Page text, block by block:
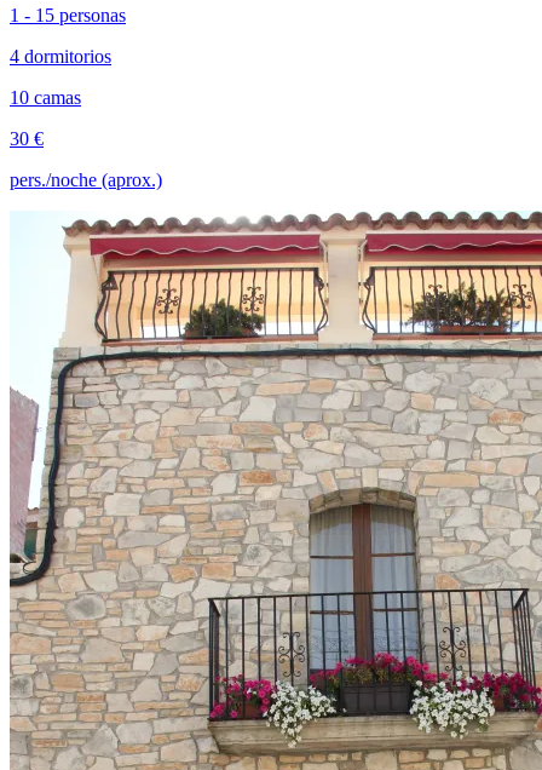
1 - 15 personas
4 dormitorios
10 camas
30 €
pers./noche (aprox.)